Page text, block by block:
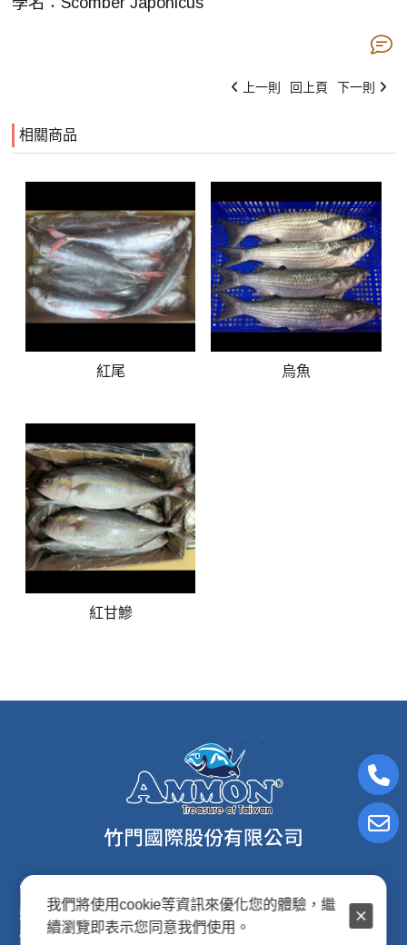
上一則 回上頁 下一則
相關商品
紅尾 烏魚
紅甘鰺
電子信箱:ammon8@ms22.hinet.net
連絡電話: (02)2876-2691
傳真專線: (02)2876-2692
我們將使用cookie等資訊來優化您的體驗，繼
續瀏覽即表示您同意我們使用。